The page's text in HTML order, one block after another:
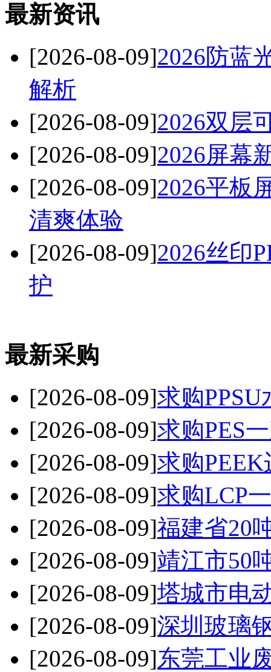
最新资讯
[2026-08-09]2026防蓝
解析
[2026-08-09]2026双层
[2026-08-09]2026屏幕
[2026-08-09]2026平板
清爽体验
[2026-08-09]2026丝印
护
最新采购
[2026-08-09]求购PPSU
[2026-08-09]求购PES
[2026-08-09]求购
[2026-08-09]求购LCP
[2026-08-09]福建省20
[2026-08-09]靖江市50
[2026-08-09]塔城市电
[2026-08-09]深圳玻璃
[2026-08-09]东莞工业